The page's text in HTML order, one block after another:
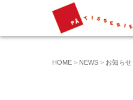
HOME > NEWS > お知らせ